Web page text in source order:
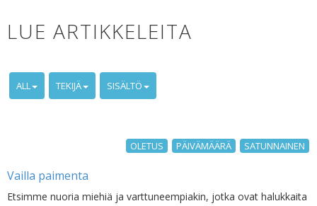
LUE ARTIKKELEITA
ALL TEKIJÄ SISÄLTÖ
OLETUS PÄIVÄMÄÄRÄ SATUNNAINEN
Vailla paimenta
Etsimme nuoria miehiä ja varttuneempiakin, jotka ovat halukkaita